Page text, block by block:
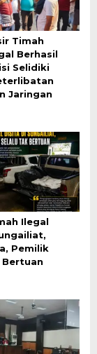
Timah
Berhasil
Selidiki
Jaringan
Ilegal
Pemilik
Bertuan